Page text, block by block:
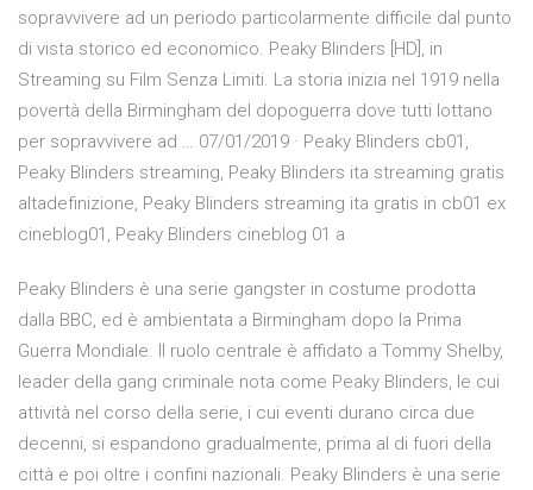
sopravvivere ad un periodo particolarmente difficile dal punto
di vista storico ed economico. Peaky Blinders [HD], in
Streaming su Film Senza Limiti. La storia inizia nel 1919 nella
povertà della Birmingham del dopoguerra dove tutti lottano
per sopravvivere ad … 07/01/2019 · Peaky Blinders cb01,
Peaky Blinders streaming, Peaky Blinders ita streaming gratis
altadefinizione, Peaky Blinders streaming ita gratis in cb01 ex
cineblog01, Peaky Blinders cineblog 01 a
Peaky Blinders è una serie gangster in costume prodotta
dalla BBC, ed è ambientata a Birmingham dopo la Prima
Guerra Mondiale. Il ruolo centrale è affidato a Tommy Shelby,
leader della gang criminale nota come Peaky Blinders, le cui
attività nel corso della serie, i cui eventi durano circa due
decenni, si espandono gradualmente, prima al di fuori della
città e poi oltre i confini nazionali. Peaky Blinders è una serie